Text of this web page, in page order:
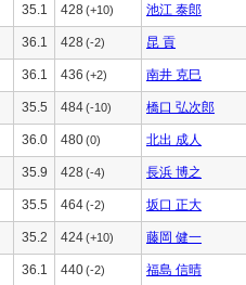
35.1 428(+10) 池江 泰郎
36.1 428 (-2) 昆 貢
36.1 436 (+2) 南井 克巳
35.5 484(-10) 橋口 弘次郎
36.0 480(0) 北出 成人
35.9 428 (-4) 長浜 博之
35.5 464(-2) 坂口 正大
35.2 424(+10) 藤岡 健一
36.1 440(-2) 福島 信晴